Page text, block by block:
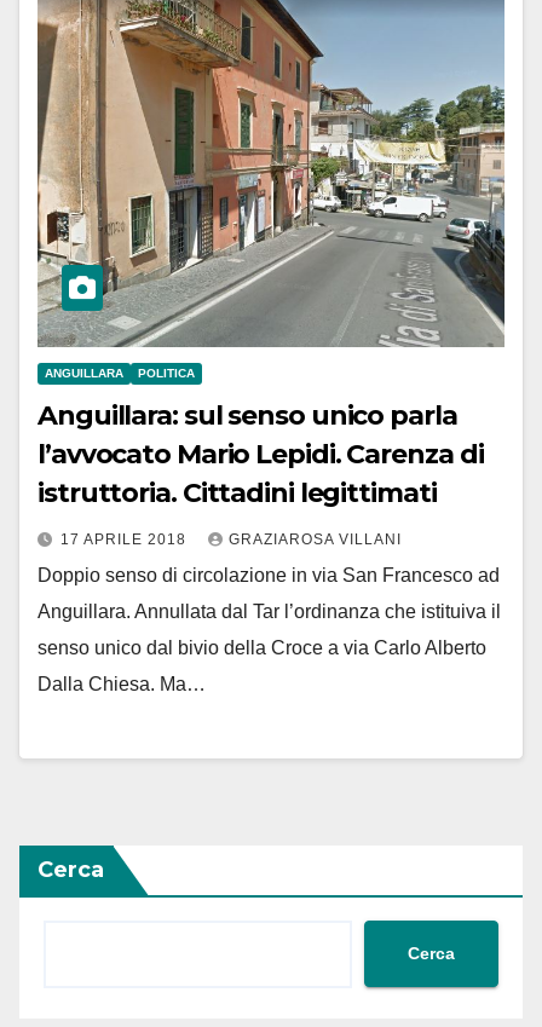
ANGUILLARA POLITICA
Anguillara: sul senso unico parla
l’avvocato Mario Lepidi. Carenza di
istruttoria. Cittadini legittimati
17 APRILE 2018 GRAZIAROSA VILLANI
Doppio senso di circolazione in via San Francesco ad
Anguillara. Annullata dal Tar l’ordinanza che istituiva il
senso unico dal bivio della Croce a via Carlo Alberto
Dalla Chiesa. Ma…
Cerca
Cerca